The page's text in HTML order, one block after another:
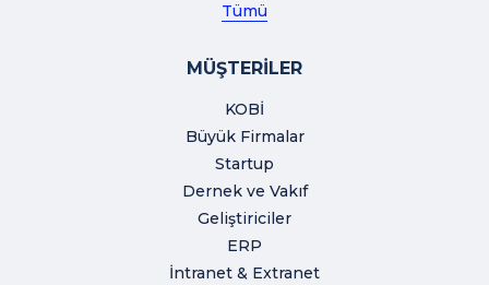
Tümü
MÜŞTERİLER
KOBİ
Büyük Firmalar
Startup
Dernek ve Vakıf
Geliştiriciler
ERP
İntranet & Extranet